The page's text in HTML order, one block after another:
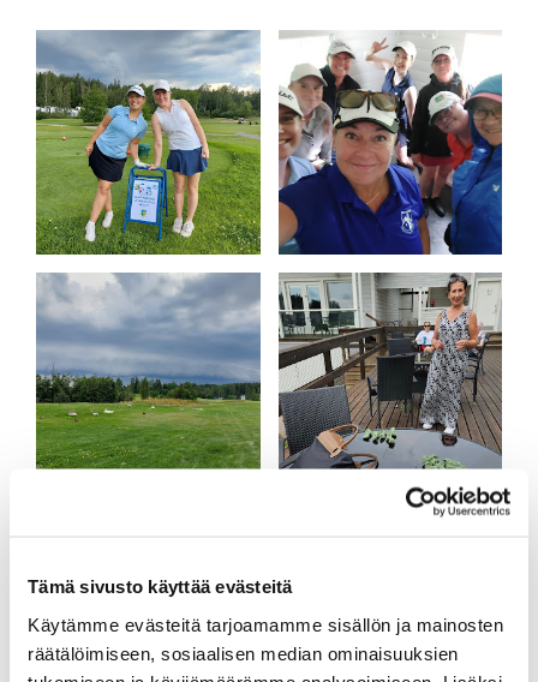
Tämä sivusto käyttää evästeitä
Käytämme evästeitä tarjoamamme sisällön ja mainosten
räätälöimiseen, sosiaalisen median ominaisuuksien